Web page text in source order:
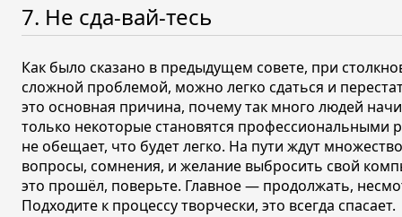
7. Не сда-вай-тесь
Как было сказано в предыдущем совете, при
сложной проблемой, можно легко сдаться и
это основная причина, почему так много людей
только некоторые становятся профессиональными
не обещает, что будет легко. На пути ждут
вопросы, сомнения, и желание выбросить свой
это прошёл, поверьте. Главное — продолжать,
Подходите к процессу творчески, это всегда спасает.